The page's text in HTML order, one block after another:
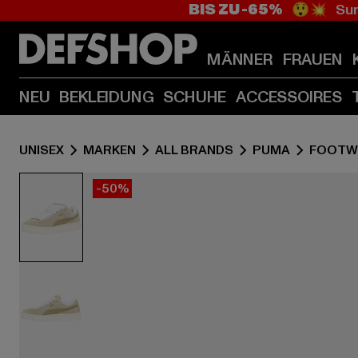
BIS ZU -65% 😲💥
MÄNNER FRAUEN
NEU BEKLEIDUNG SCHUHE ACCESSOIRES
UNISEX MARKEN ALL BRANDS PUMA
-50%